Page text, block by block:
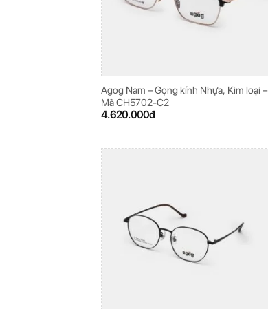
Agog Nam – Gọng kính Nhựa, Kim loại –
Mã CH5702-C2
4.620.000đ